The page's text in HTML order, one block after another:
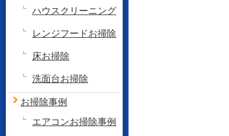
ハウスクリーニング
レンジフードお掃除
床お掃除
洗面台お掃除
お掃除事例
エアコンお掃除事例